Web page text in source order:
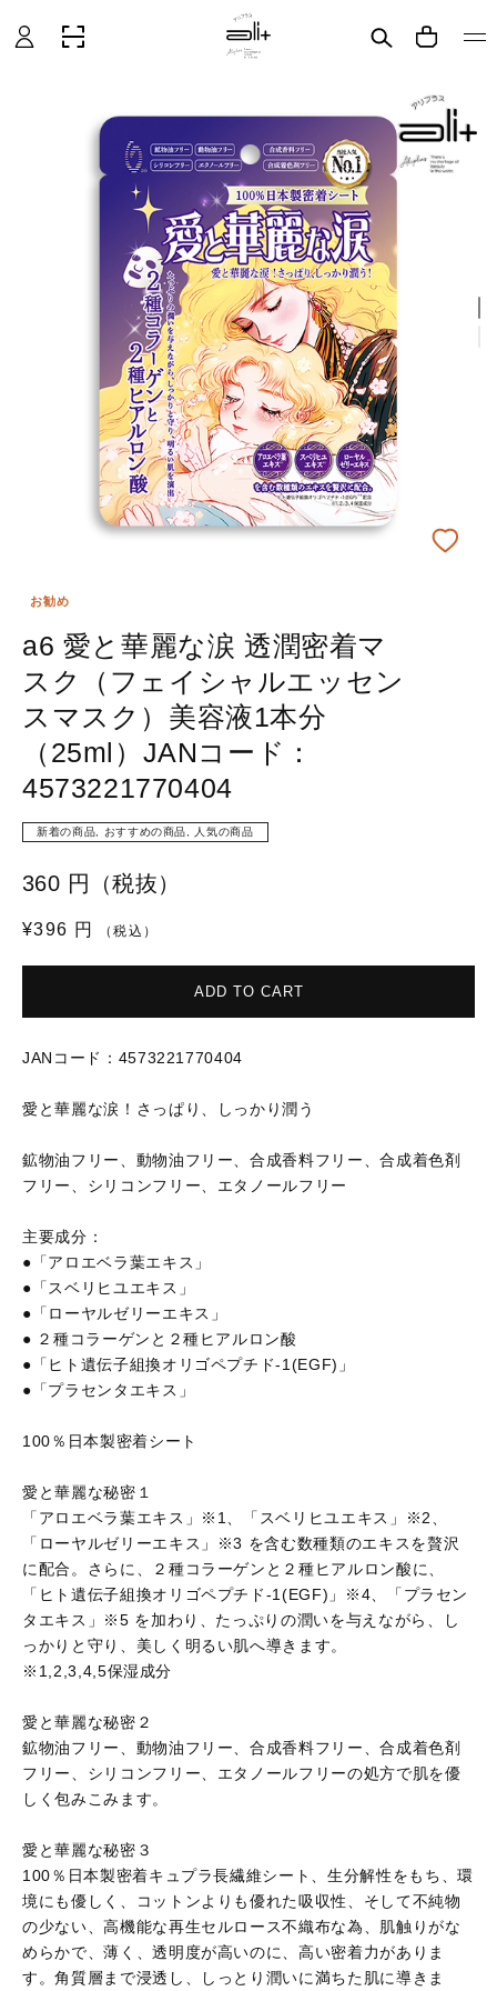
グ
イ
CART
お勧め
a6 愛と華麗な涙 透潤密着マ
スク（フェイシャルエッセン
スマスク）美容液1本分
（25ml）JANコード：
4573221770404
新着の商品, おすすめの商品, 人気の商品
360 円（税抜）
通
¥396 円 （税込）
ADD TO CART
JANコード：4573221770404
愛と華麗な涙！さっぱり、しっかり潤う
鉱物油フリー、動物油フリー、合成香料フリー、合成着色剤
フリー、シリコンフリー、エタノールフリー
主要成分：
●「アロエベラ葉エキス」
●「スベリヒユエキス」
●「ローヤルゼリーエキス」
● ２種コラーゲンと２種ヒアルロン酸
●「ヒト遺伝子組換オリゴペプチド-1(EGF)」
●「プラセンタエキス」
100％日本製密着シート
愛と華麗な秘密１
「アロエベラ葉エキス」※1、「スベリヒユエキス」※2、
「ローヤルゼリーエキス」※3 を含む数種類のエキスを贅沢
に配合。さらに、２種コラーゲンと２種ヒアルロン酸に、
「ヒト遺伝子組換オリゴペプチド-1(EGF)」※4、「プラセン
タエキス」※5 を加わり、たっぷりの潤いを与えながら、し
っかりと守り、美しく明るい肌へ導きます。
※1,2,3,4,5保湿成分
愛と華麗な秘密２
鉱物油フリー、動物油フリー、合成香料フリー、合成着色剤
フリー、シリコンフリー、エタノールフリーの処方で肌を優
しく包みこみます。
愛と華麗な秘密３
100％日本製密着キュプラ長繊維シート、生分解性をもち、環
境にも優しく、コットンよりも優れた吸収性、そして不純物
の少ない、高機能な再生セルロース不織布な為、肌触りがな
めらかで、薄く、透明度が高いのに、高い密着力がありま
す。角質層まで浸透し、しっとり潤いに満ちた肌に導きま